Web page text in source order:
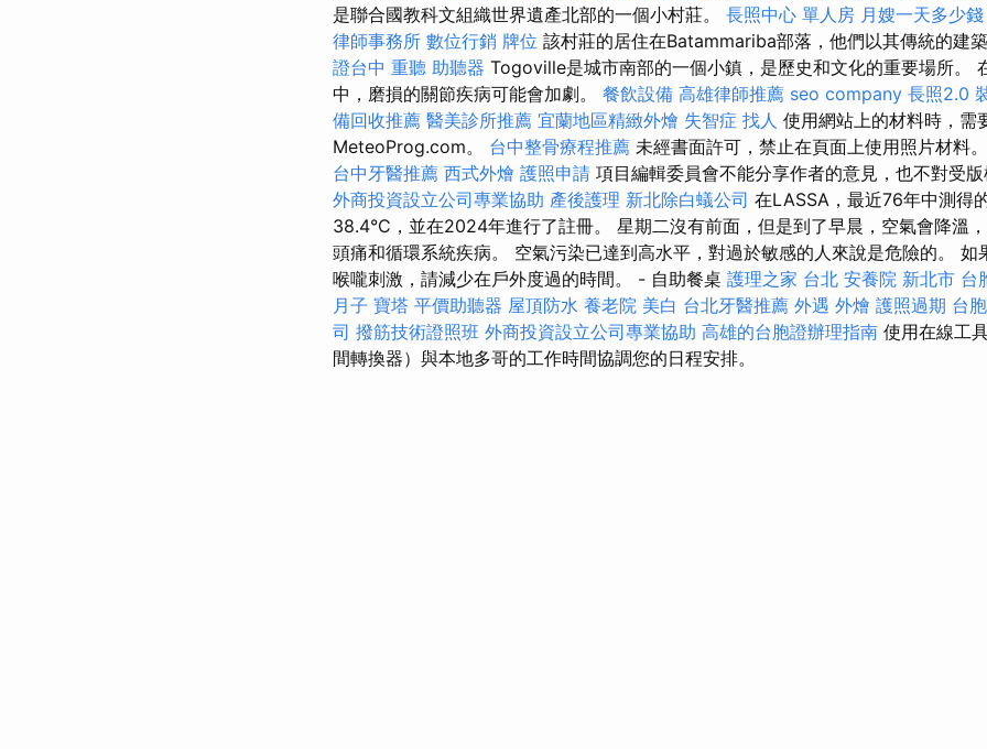
是聯合國教科文組織世界遺產北部的一個小村莊。 長照中心 單人房 月嫂一天多少錢
律師事務所 數位行銷 牌位 該村莊的居住在Batammariba部落，他們以其傳統的建
證台中 重聽 助聽器 Togoville是城市南部的一個小鎮，是歷史和文化的重要場所。
中，磨損的關節疾病可能會加劇。 餐飲設備 高雄律師推薦 seo company 長照2.0
備回收推薦 醫美診所推薦 宜蘭地區精緻外燴 失智症 找人 使用網站上的材料時，需
MeteoProg.com。 台中整骨療程推薦 未經書面許可，禁止在頁面上使用照片材料。
台中牙醫推薦 西式外燴 護照申請 項目編輯委員會不能分享作者的意見，也不對受版
外商投資設立公司專業協助 產後護理 新北除白蟻公司 在LASSA，最近76年中測得
38.4°C，並在2024年進行了註冊。 星期二沒有前面，但是到了早晨，空氣會降溫
頭痛和循環系統疾病。 空氣污染已達到高水平，對過於敏感的人來說是危險的。 如
喉嚨刺激，請減少在戶外度過的時間。 - 自助餐桌 護理之家 台北 安養院 新北市 台
月子 寶塔 平價助聽器 屋頂防水 養老院 美白 台北牙醫推薦 外遇 外燴 護照過期 台
司 撥筋技術證照班 外商投資設立公司專業協助 高雄的台胞證辦理指南 使用在線工
間轉換器）與本地多哥的工作時間協調您的日程安排。